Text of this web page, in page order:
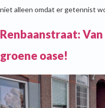
niet alleen omdat er getennist
Renbaanstraat:
groene oase!